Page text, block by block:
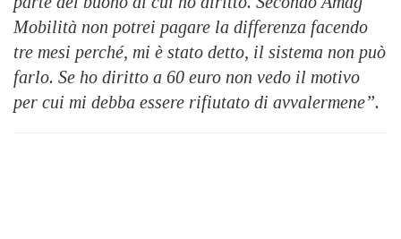
Mobilità non potrei pagare la differenza facendo
tre mesi perché, mi è stato detto, il sistema non può
farlo. Se ho diritto a 60 euro non vedo il motivo
per cui mi debba essere rifiutato di avvalermene”.